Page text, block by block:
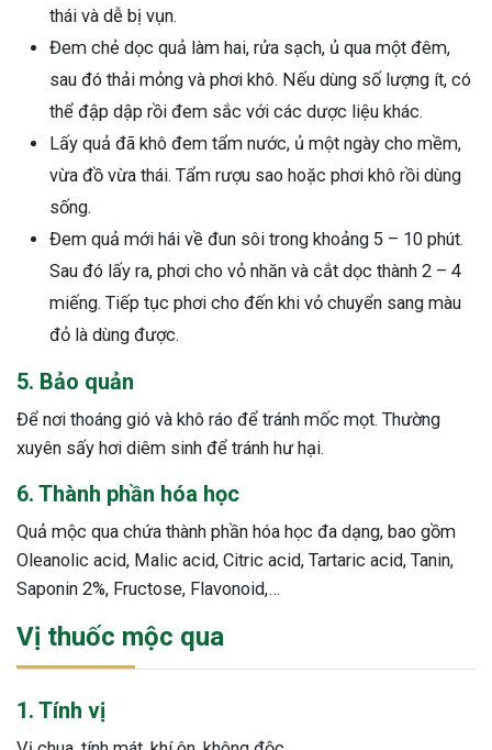
thái và dễ bị vụn.
Đem chẻ dọc quả làm hai, rửa sạch, ủ qua một đêm,
sau đó thải mỏng và phơi khô. Nếu dùng số lượng ít, có
thể đập dập rồi đem sắc với các dược liệu khác.
Lấy quả đã khô đem tẩm nước, ủ một ngày cho mềm,
vừa đồ vừa thái. Tẩm rượu sao hoặc phơi khô rồi dùng
sống.
Đem quả mới hái về đun sôi trong khoảng 5 – 10 phút.
Sau đó lấy ra, phơi cho vỏ nhăn và cắt dọc thành 2 – 4
miếng. Tiếp tục phơi cho đến khi vỏ chuyển sang màu
đỏ là dùng được.
5. Bảo quản
Để nơi thoáng gió và khô ráo để tránh mốc mọt. Thường
xuyên sấy hơi diêm sinh để tránh hư hại.
6. Thành phần hóa học
Quả mộc qua chứa thành phần hóa học đa dạng, bao gồm
Oleanolic acid, Malic acid, Citric acid, Tartaric acid, Tanin,
Saponin 2%, Fructose, Flavonoid,…
Vị thuốc mộc qua
1. Tính vị